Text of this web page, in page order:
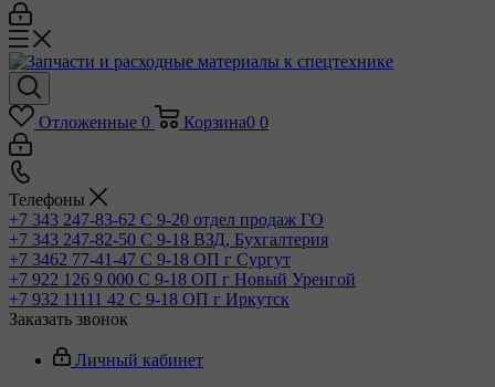
Отложенные 0 Корзина0 0
Телефоны
+7 343 247-83-62 С 9-20 отдел продаж ГО
+7 343 247-82-50 С 9-18 ВЗД, Бухгалтерия
+7 3462 77-41-47 С 9-18 ОП г Сургут
+7 922 126 9 000 С 9-18 ОП г Новый Уренгой
+7 932 11111 42 С 9-18 ОП г Иркутск
Заказать звонок
Личный кабинет